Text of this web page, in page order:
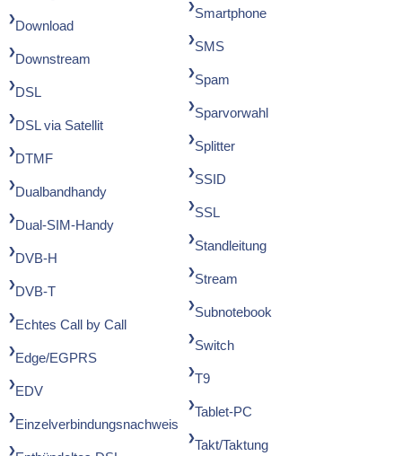
Download
Downstream
DSL
DSL via Satellit
DTMF
Dualbandhandy
Dual-SIM-Handy
DVB-H
DVB-T
Echtes Call by Call
Edge/EGPRS
EDV
Einzelverbindungsnachweis
Smartphone
SMS
Spam
Sparvorwahl
Splitter
SSID
SSL
Standleitung
Stream
Subnotebook
Switch
T9
Tablet-PC
Takt/Taktung